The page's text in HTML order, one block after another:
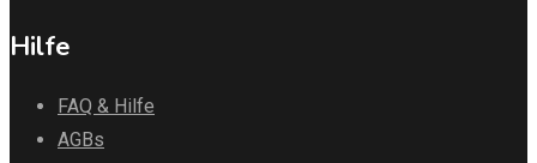
Hilfe
FAQ & Hilfe
AGBs